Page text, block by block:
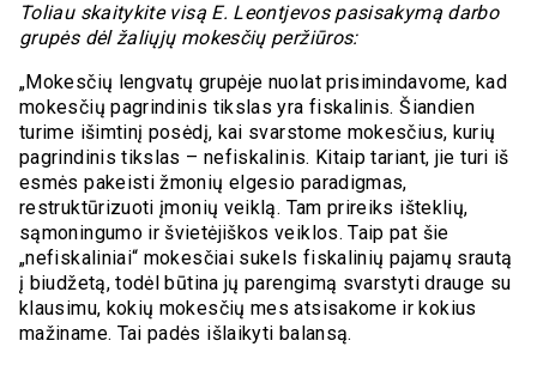
Toliau skaitykite visą E. Leontjevos pasisakymą darbo
grupės dėl žaliųjų mokesčių peržiūros:
„Mokesčių lengvatų grupėje nuolat prisimindavome, kad
mokesčių pagrindinis tikslas yra fiskalinis. Šiandien
turime išimtinį posėdį, kai svarstome mokesčius, kurių
pagrindinis tikslas – nefiskalinis. Kitaip tariant, jie turi iš
esmės pakeisti žmonių elgesio paradigmas,
restruktūrizuoti įmonių veiklą. Tam prireiks išteklių,
sąmoningumo ir švietėjiškos veiklos. Taip pat šie
„nefiskaliniai“ mokesčiai sukels fiskalinių pajamų srautą
į biudžetą, todėl būtina jų parengimą svarstyti drauge su
klausimu, kokių mokesčių mes atsisakome ir kokius
mažiname. Tai padės išlaikyti balansą.